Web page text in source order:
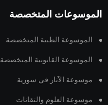
الموسوعات المتخصصة
الموسوعة الطبية المتخصصة
الموسوعة القانونية المتخصصة
موسوعة الآثار في سورية
موسوعة العلوم والتقانات